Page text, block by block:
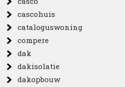
cascohuis
cataloguswoning
compere
dak
dakisolatie
dakopbouw